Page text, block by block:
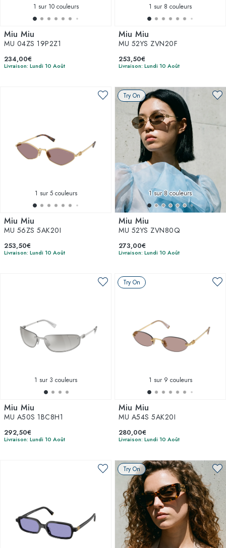
1 sur 10 couleurs
Miu Miu
MU 04ZS 19P2Z1
234,00€
Livraison: Lundi 10 Août
1 sur 8 couleurs
Miu Miu
MU 52YS ZVN20F
253,50€
Livraison: Lundi 10 Août
1 sur 5 couleurs
Miu Miu
MU 56ZS 5AK20I
253,50€
Livraison: Lundi 10 Août
Try On
1sur 8 couleurs
Miu Miu
MU 52YS ZVN80Q
273,00€
Livraison: Lundi 10 Août
1 sur 3 couleurs
Miu Miu
MU A50S 1BC8H1
292,50€
Livraison: Lundi 10 Août
Try On
1 sur 9 couleurs
Miu Miu
MU A54S 5AK20I
280,00€
Livraison: Lundi 10 Août
Try On